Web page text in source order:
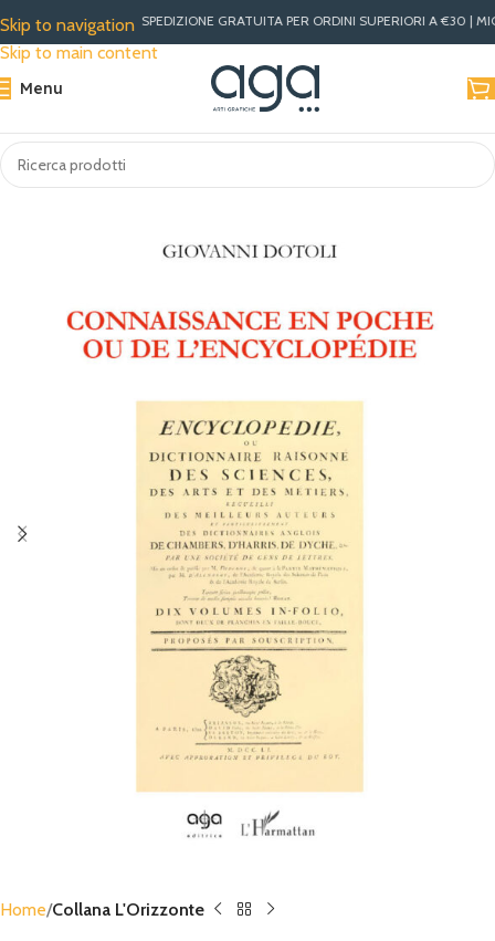
Skip to navigation
Skip to main content
SPEDIZIONE GRATUITA PER ORDINI SUPERIORI A €30 |
Menu
Home Collana L'Orizzonte